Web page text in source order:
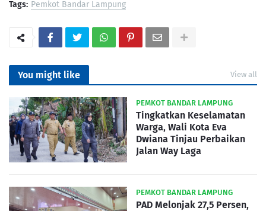
Tags: Pemkot Bandar Lampung
You might like View all
PEMKOT BANDAR LAMPUNG
Tingkatkan Keselamatan
Warga, Wali Kota Eva
Dwiana Tinjau Perbaikan
Jalan Way Laga
PEMKOT BANDAR LAMPUNG
PAD Melonjak 27,5 Persen,